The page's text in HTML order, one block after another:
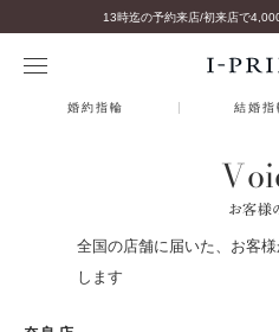
婚約指輪 結婚指
お客様
全国の店舗に届いた、お客
します